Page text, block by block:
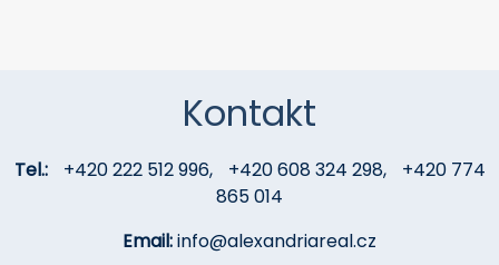
Kontakt
Tel.: +420 222 512 996, +420 608 324 298,
+420 774
865 014
Email:info@alexandriareal.cz